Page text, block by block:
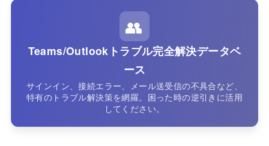
👥
Teams/Outlookトラブル完全解決データベ
ース
サインイン、接続エラー、メール送受信の不具合など、
特有のトラブル解決策を網羅。困った時の逆引きに活用
してください。